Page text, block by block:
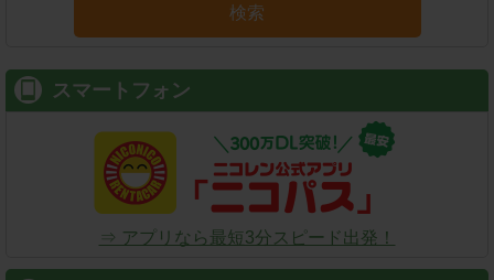
検索
スマートフォン
⇒ アプリなら最短3分スピード出発！